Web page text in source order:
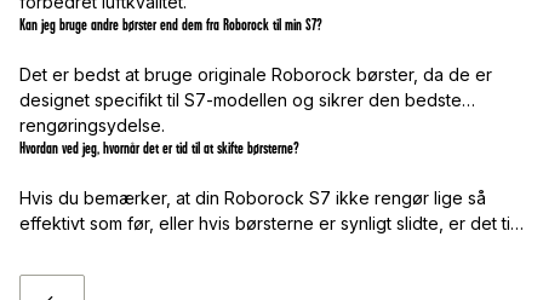
Kan jeg bruge andre børster end dem fra Roborock til min S7?
Det er bedst at bruge originale Roborock børster, da de er
designet specifikt til S7-modellen og sikrer den bedste
rengøringsydelse.
Hvordan ved jeg, hvornår det er tid til at skifte børsterne?
Hvis du bemærker, at din Roborock S7 ikke rengør lige så
effektivt som før, eller hvis børsterne er synligt slidte, er det tid